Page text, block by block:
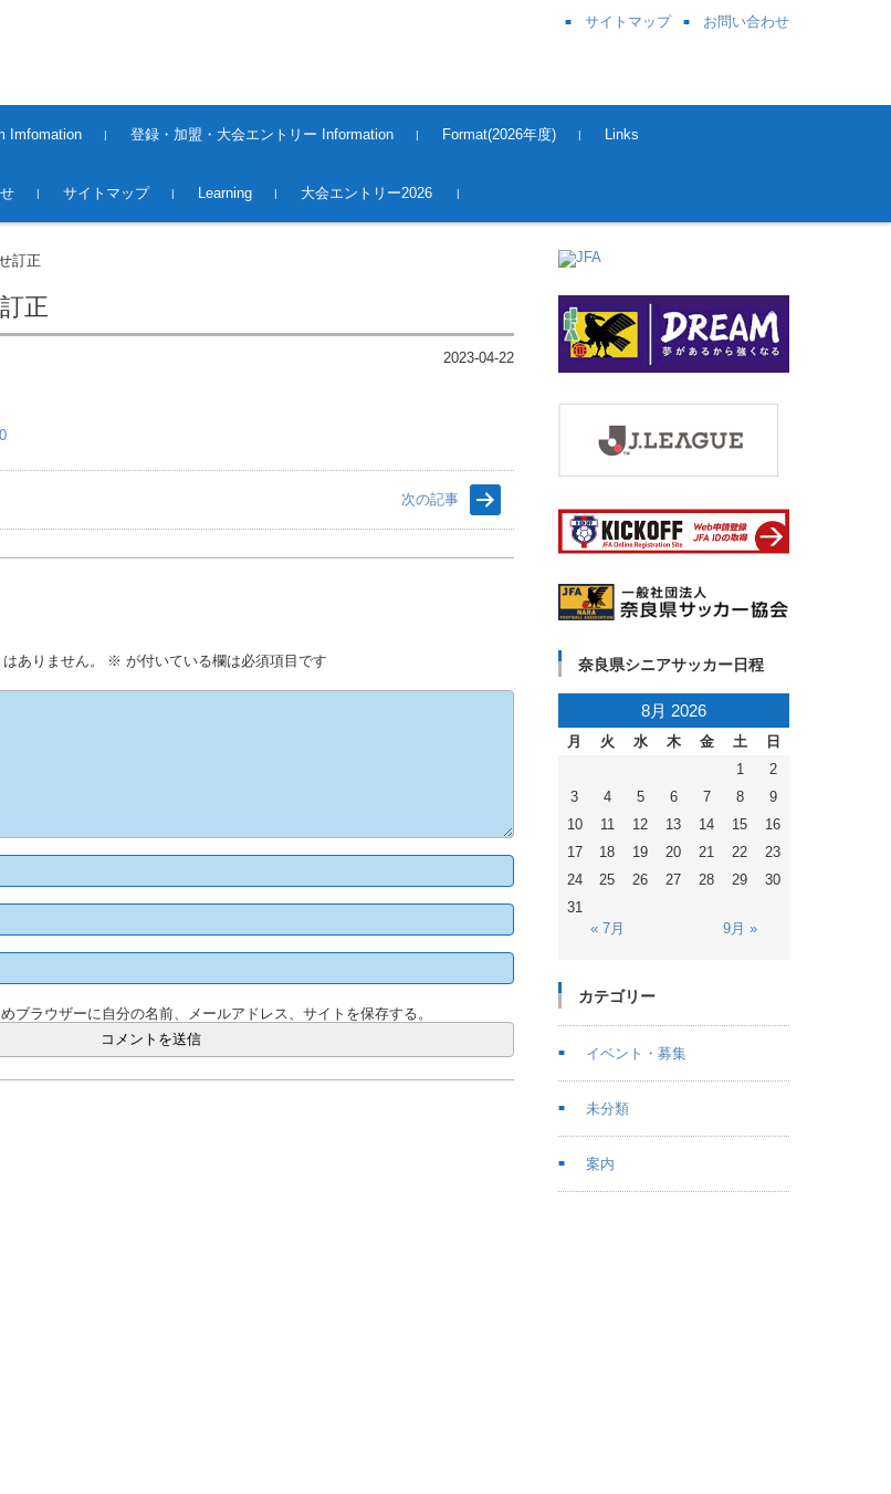
サイトマップ お問い合わせ
season
season
season
season
season
Season
Season（大
Season（大
（大会）
（大会）
（大会）
（大会）
（大会）
（大会）
大会）
大会）
Imfomation
League Team
Team
Team
League Team【O5
登録・加盟・大会エントリー Information
登録・加盟
大会エントリー 2017
大会エントリー 2018
大会エントリー2019
大会エントリー2020
大会エントリー2021
大会エントリー2022
大会エントリー2023
大会エントリー2026
Format(2026年度) Links
サイトマップ Learning 大会エントリー2026
訂正
正
2023-04-22
次の記事
ありません。 ※ が付いている欄は必須項目です
ブラウザーに自分の名前、メールアドレス、サイトを保存する。
奈良県シニアサッカー日程
8月 2026
月 火 水 木 金 土
日
1
2
3
4 5 6 7 8
9
10
11 12 13 14 15
16
17
18 19 20 21 22
23
24
25 26 27 28 29
30
31
« 7月
9月 »
カテゴリー
イベント・募集
未分類
案内